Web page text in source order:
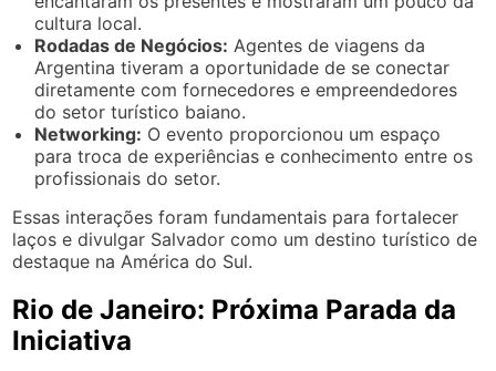
cultura local.
Rodadas de Negócios: Agentes de viagens da
Argentina tiveram a oportunidade de se conectar
diretamente com fornecedores e empreendedores
do setor turístico baiano.
Networking: O evento proporcionou um espaço
para troca de experiências e conhecimento entre os
profissionais do setor.
Essas interações foram fundamentais para fortalecer
laços e divulgar Salvador como um destino turístico de
destaque na América do Sul.
Rio de Janeiro: Próxima Parada da
Iniciativa